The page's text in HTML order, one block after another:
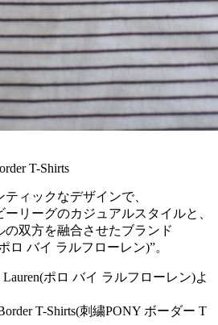
T-Shirts
ィックなデザインで、
リーグのカジュアルスタイルと、
の双方を融合させたブランド
ロ バイ ラルフローレン)”。
ポロ バイ ラルフローレン)よ
T-Shirts(刺繍PONY ボーダー T